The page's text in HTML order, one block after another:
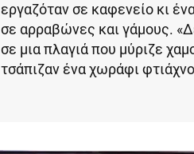
εργαζόταν σε καφενείο κι
σε αρραβώνες και γάμους.
σε μια πλαγιά που μύριζε
τσάπιζαν ένα χωράφι